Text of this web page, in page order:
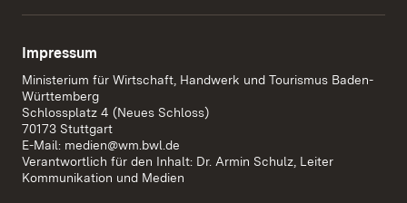
Impressum
Ministerium für Wirtschaft, Handwerk und Tourismus Baden-
Württemberg
Schlossplatz 4 (Neues Schloss)
70173 Stuttgart
E-Mail: medien@wm.bwl.de
Verantwortlich für den Inhalt: Dr. Armin Schulz, Leiter
Kommunikation und Medien